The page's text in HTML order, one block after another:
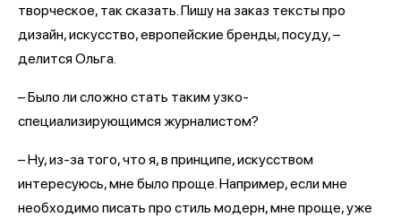
творческое, так сказать. Пишу на заказ тексты про
дизайн, искусство, европейские бренды, посуду, –
делится Ольга.
– Было ли сложно стать таким узко-
специализирующимся журналистом?
– Ну, из-за того, что я, в принципе, искусством
интересуюсь, мне было проще. Например, если мне
необходимо писать про стиль модерн, мне проще, уже